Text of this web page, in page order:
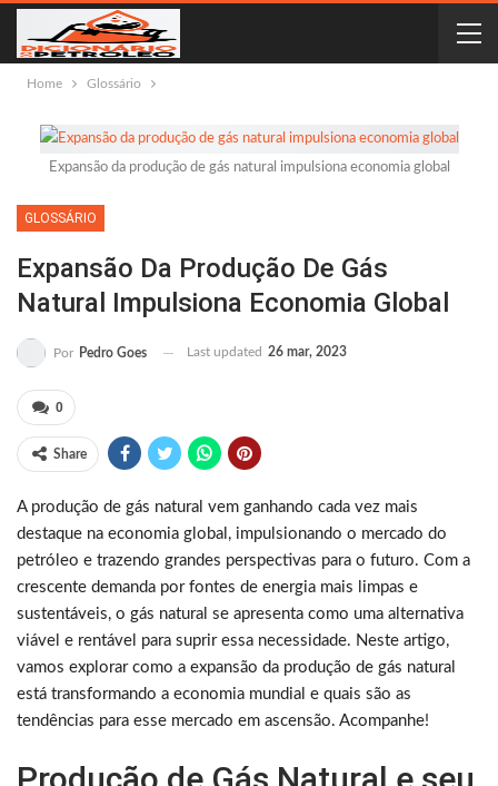
Home Glossário
Expansão da produção de gás natural impulsiona economia global
GLOSSÁRIO
Expansão Da Produção De Gás
Natural Impulsiona Economia Global
Por Pedro Goes Last updated 26 mar, 2023
0
Share
A produção de gás natural vem ganhando cada vez mais
destaque na economia global, impulsionando o mercado do
petróleo e trazendo grandes perspectivas para o futuro. Com a
crescente demanda por fontes de energia mais limpas e
sustentáveis, o gás natural se apresenta como uma alternativa
viável e rentável para suprir essa necessidade. Neste artigo,
vamos explorar como a expansão da produção de gás natural
está transformando a economia mundial e quais são as
tendências para esse mercado em ascensão. Acompanhe!